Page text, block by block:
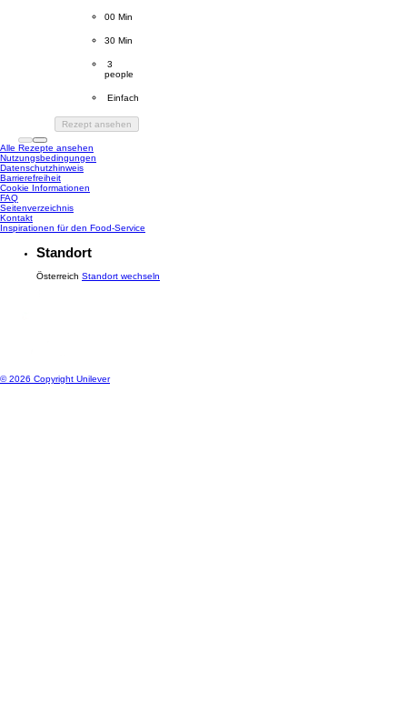
CookingTime
00 Min
PreparationTime
30 Min
Servings
3
people
Difficulty
Einfach
Rezept ansehen
Alle Rezepte ansehen
Nutzungsbedingungen
Datenschutzhinweis
Cookie-Einstellungen
Barrierefreiheit
Cookie Informationen
FAQ
Kontakt